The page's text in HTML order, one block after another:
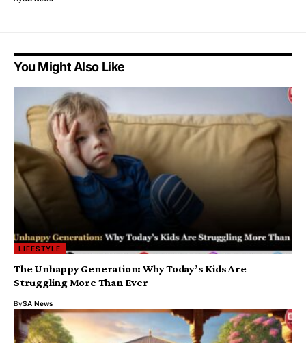
You Might Also Like
LIFESTYLE
The Unhappy Generation: Why Today’s Kids Are
Struggling More Than Ever
BySA News